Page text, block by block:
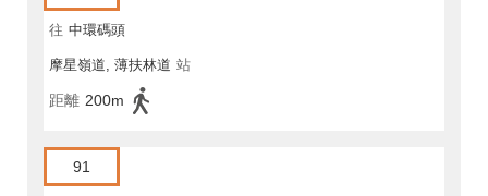
往 中環碼頭
摩星嶺道, 薄扶林道 站
距離 200m
91